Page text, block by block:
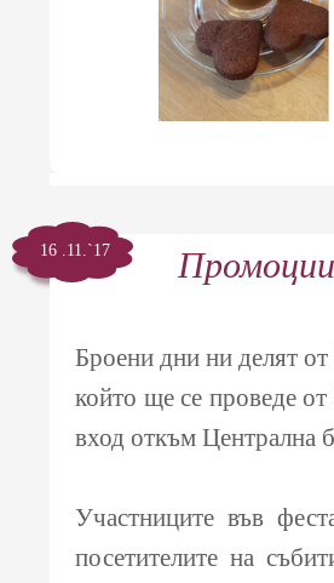
16 .11.`17
Броени дни ни делят
който ще се проведе
вход откъм Централна
Участниците във
посетителите на